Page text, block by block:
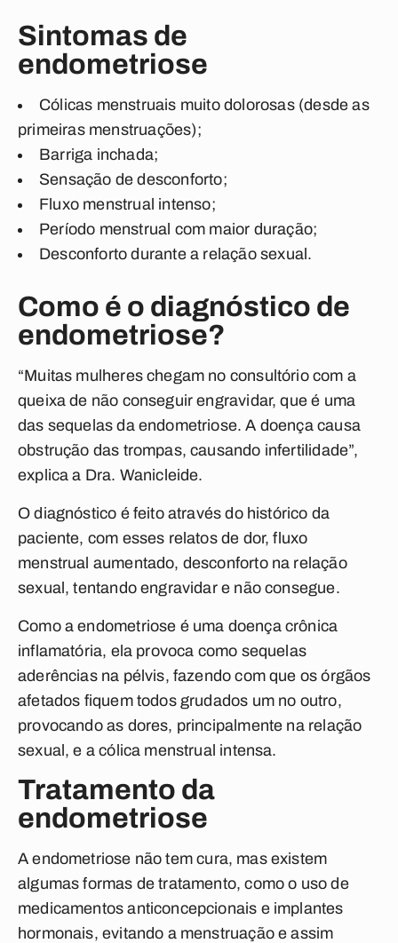
Sintomas de
endometriose
Cólicas menstruais muito dolorosas(desde as
primeiras menstruações);
Barriga inchada;
Sensação de desconforto;
Fluxo menstrual intenso;
Período menstrual com maior duração;
Desconforto durante a relação sexual .
Como é o diagnóstico de
endometriose?
“Muitas mulheres chegam no consultório com a
queixa de não conseguir engravidar, que é uma
das sequelas da endometriose. A doença causa
obstrução das trompas, causando infertilidade”,
explica a Dra. Wanicleide.
O diagnóstico é feito através do histórico da
paciente, com esses relatos de dor, fluxo
menstrual aumentado, desconforto na relação
sexual, tentando engravidar e não consegue.
Como a endometriose é uma doença crônica
inflamatória, ela provoca como sequelas
aderências na pélvis, fazendo com que os órgãos
afetados fiquem todos grudados um no outro,
provocando as dores, principalmente na relação
sexual, e a cólica menstrual intensa.
Tratamento da
endometriose
Aendometriose não tem cura, mas existem
algumas formas de tratamento, como o uso de
medicamentos anticoncepcionais e implantes
hormonais, evitando a menstruação e assim